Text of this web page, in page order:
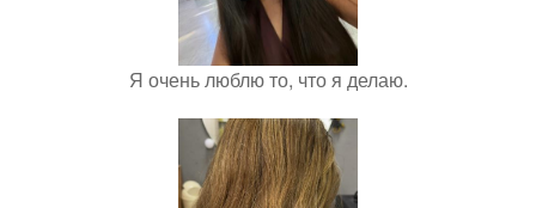
Я очень люблю то, что я делаю.